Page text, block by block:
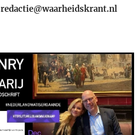
redactie@waarheidskrant.nl